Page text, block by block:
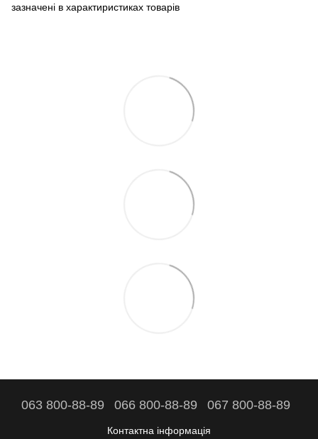
зазначені в характиристиках товарів
063 800-88-89 066 800-88-89 067 800-88-89
Контактна інформація